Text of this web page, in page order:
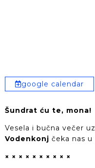
google calendar
Šundrat ću te, mona!
Vesela i bučna večer uz
Vodenkonj čeka nas u
× × × × × × × × × ×